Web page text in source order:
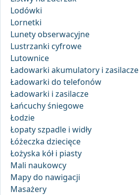
Lodówki
Lornetki
Lunety obserwacyjne
Lustrzanki cyfrowe
Lutownice
Ładowarki akumulatory i zasilacze
Ładowarki do telefonów
Ładowarki i zasilacze
Łańcuchy śniegowe
Łodzie
Łopaty szpadle i widły
Łóżeczka dziecięce
Łożyska kół i piasty
Mali naukowcy
Mapy do nawigacji
Masażery